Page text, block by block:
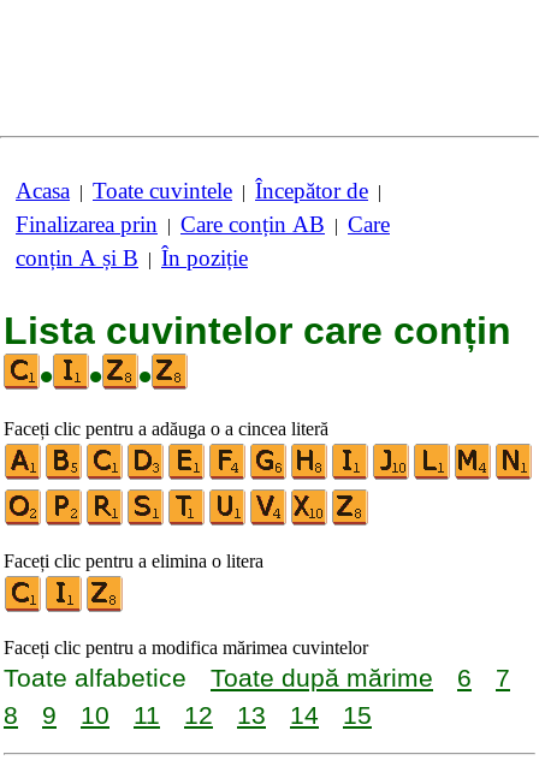
Acasa | Toate cuvintele | Începător de |
Finalizarea prin | Care conțin AB | Care
conțin A și B | În poziție
Lista cuvintelor care conțin
•
• •
Faceți clic pentru a adăuga o a cincea literă
Faceți clic pentru a elimina o litera
Faceți clic pentru a modifica mărimea cuvintelor
Toate alfabetice Toate după mărime 6
7
8
9 10 11 12 13 14 15